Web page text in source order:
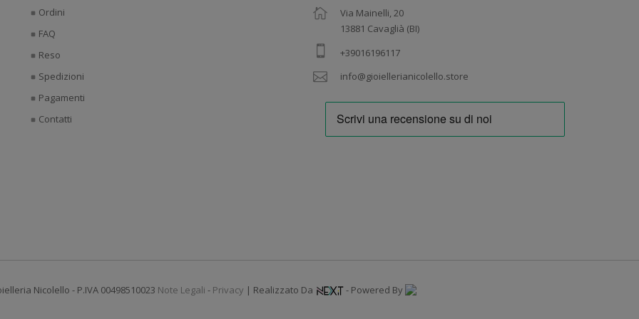
Ordini
FAQ
Reso
Spedizioni
Pagamenti
Contatti
Via Mainelli, 20
13881 Cavaglià (BI)
+39016196117
info@gioiellerianicolello.store
Nicolello - P.IVA 00498510023 Note Legali - Privacy | Realizzato Da - Powered By